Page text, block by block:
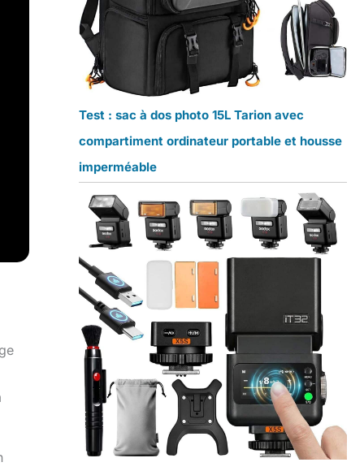
Test : sac à dos photo 15L Tarion avec
compartiment ordinateur portable et housse
imperméable